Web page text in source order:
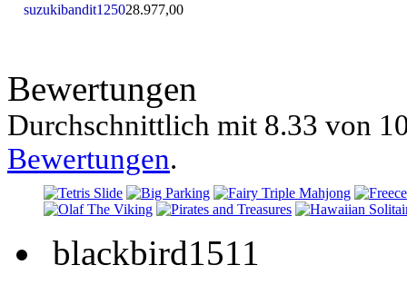
suzukibandit125028.977,00
Bewertungen
Durchschnittlich mit 8.33 von
Bewertungen.
blackbird1511